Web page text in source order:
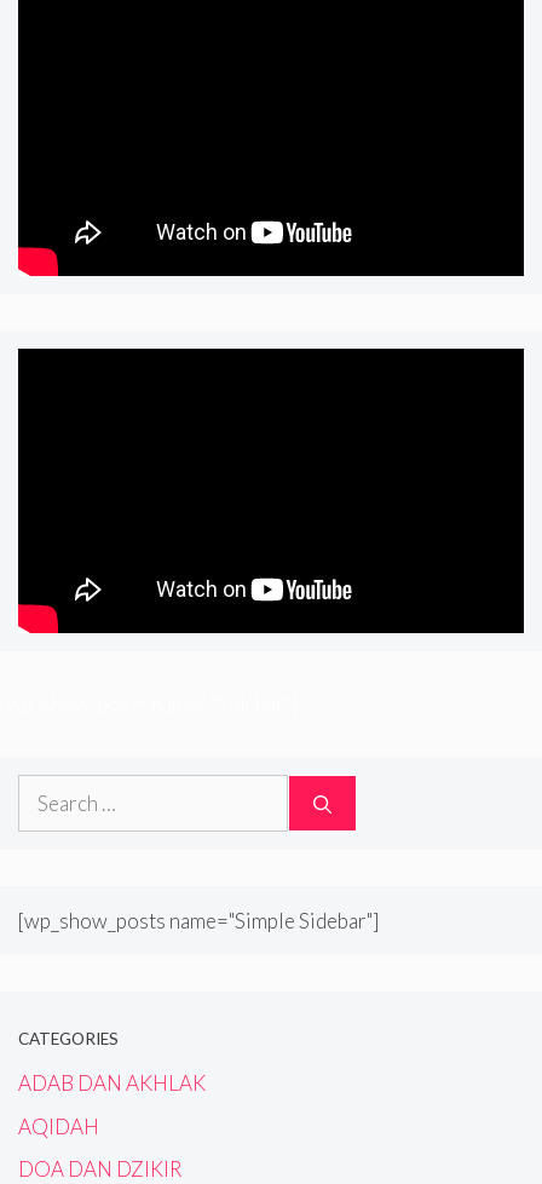
Search
[wp_show_posts name="Simple Sidebar"]
CATEGORIES
ADAB DAN AKHLAK
AQIDAH
DOA DAN DZIKIR